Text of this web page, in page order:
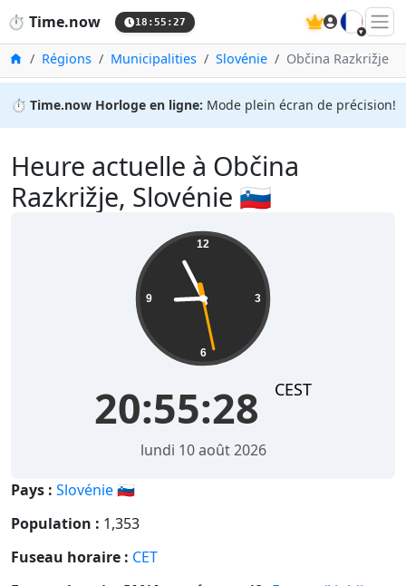
⏱️ Time.now 18:55:28 🇫🇷
Accueil
Régions Municipalities Slovénie Občina Razkrižje
⏱️ Time.now Horloge en ligne: Mode plein écran de précision!
Heure actuelle à Občina
Razkrižje, Slovénie 🇸🇮
12
3
6
9
20:55:28 CEST
lundi 10 août 2026
Pays : Slovénie 🇸🇮
Population : 1,353
Fuseau horaire : CET